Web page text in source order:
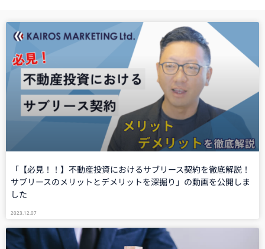
「【必見！！】不動産投資におけるサブリース契約を徹底解説！
サブリースのメリットとデメリットを深掘り」の動画を公開しま
した
2023.12.07